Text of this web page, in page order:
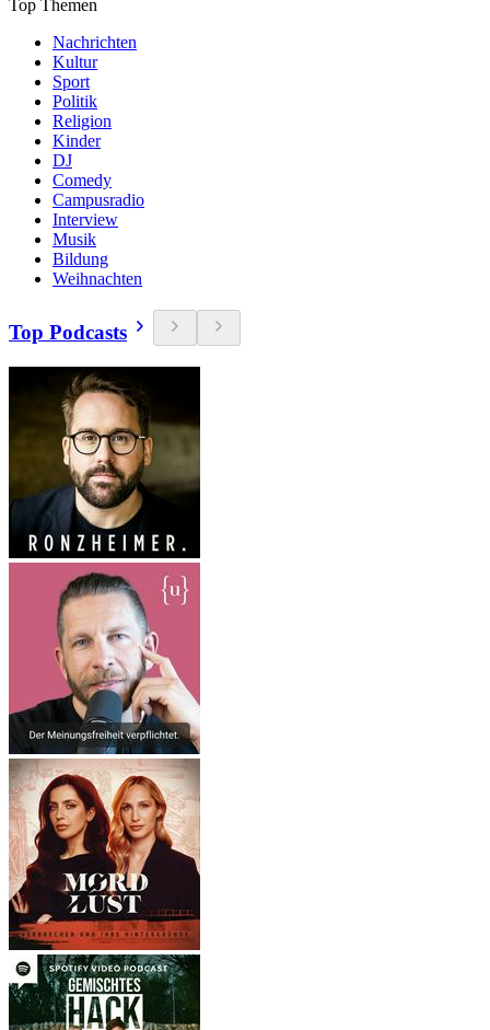
Top Themen
Nachrichten
Kultur
Sport
Politik
Religion
Kinder
DJ
Comedy
Campusradio
Interview
Musik
Bildung
Weihnachten
Top Podcasts